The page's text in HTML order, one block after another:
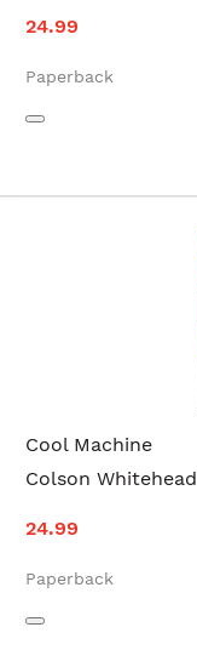
24.99
Paperback
Cool Machine
Colson Whitehead
24.99
Paperback